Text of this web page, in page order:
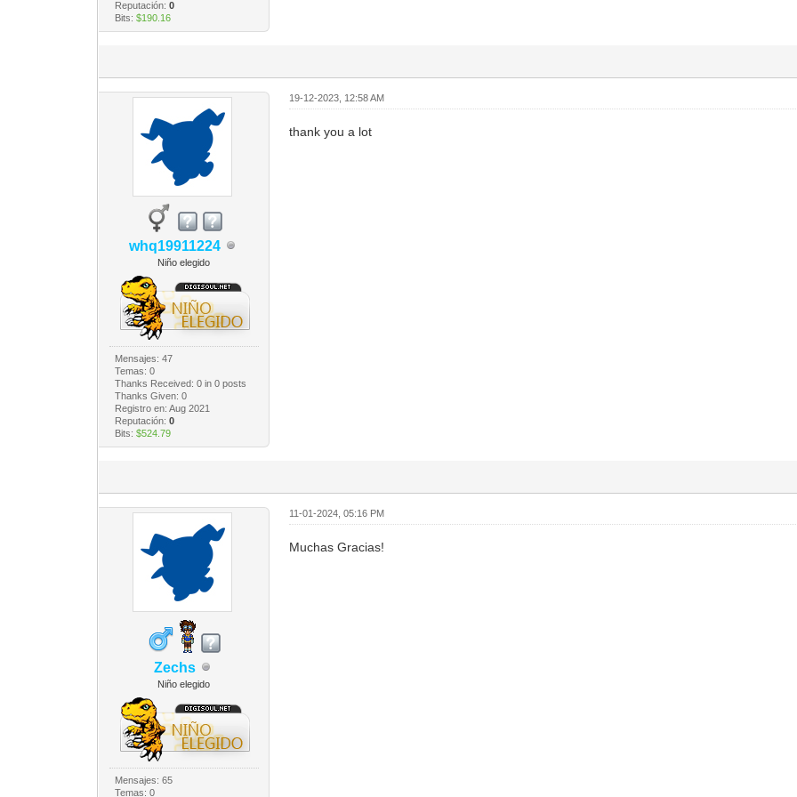
Reputación: 0
Bits: $190.16
whq19911224
Niño elegido
Mensajes: 47
Temas: 0
Thanks Received: 0in 0 posts
Thanks Given: 0
Registro en: Aug 2021
Reputación: 0
Bits: $524.79
19-12-2023, 12:58 AM
thank you a lot
Zechs
Niño elegido
Mensajes: 65
Temas: 0
11-01-2024, 05:16 PM
Muchas Gracias!